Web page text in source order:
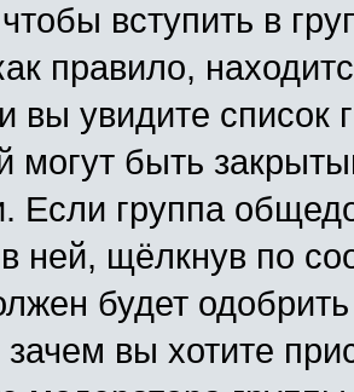
вступить в
правило,
вы увидите список
могут быть
Если группа
ней, щёлкнув по
будет
зачем вы хотите